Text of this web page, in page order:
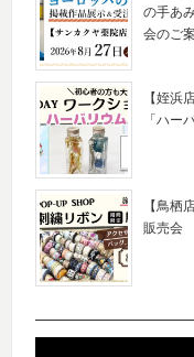
の手あ
会のご
【姪浜
「ハー
【鳥栖
販売会